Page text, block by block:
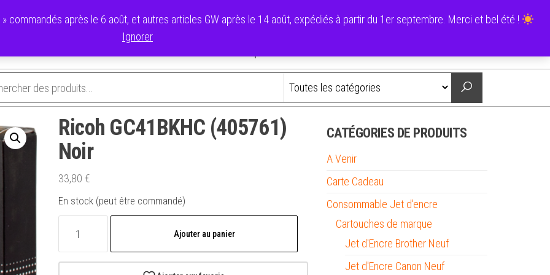
commandés après le 6 août, et autres articles GW après le 14 août, expédiés à partir du 1er septembre. Merci et bel été !
Ignorer
0,00 €
Ricoh GC41BKHC (405761)
Noir
33,80 €
En stock (peut être commandé)
Ajouter au panier
CATÉGORIES DE PRODUITS
A Venir
Carte Cadeau
Consommable Jet d'encre
Cartouches de marque
Jet d'Encre Brother Neuf
Jet d'Encre Canon Neuf